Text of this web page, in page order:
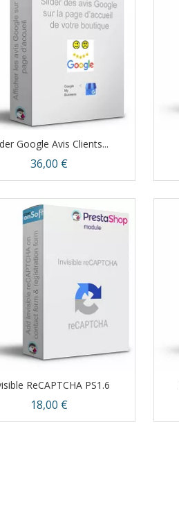
Google Avis Clients...
Prix
36,00 €
Aperçu rapide
ReCAPTCHA PS1.6
Prix
18,00 €